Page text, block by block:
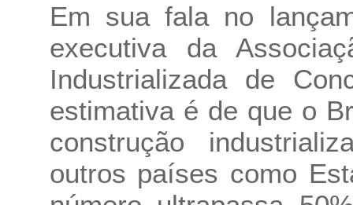
Em sua fala no
executiva da
Industrializada de
estimativa é de que o
construção
outros países como